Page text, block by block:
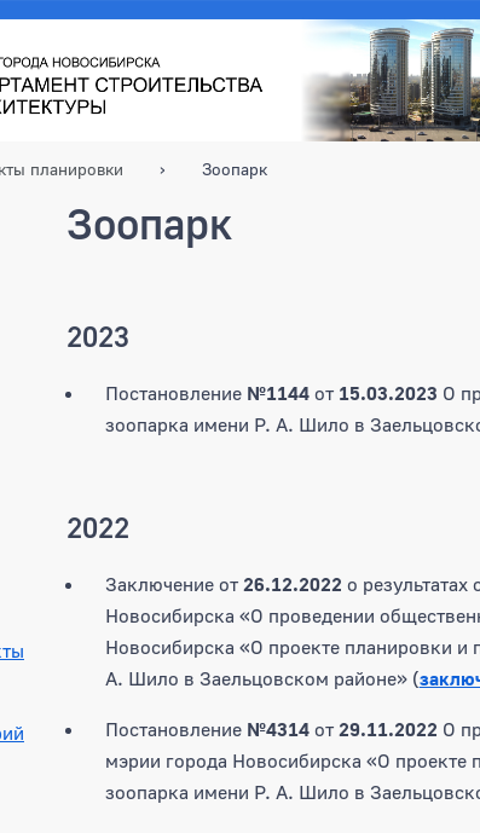
планировки Зоопарк
Зоопарк
2023
Постановление №1144от 15.03.2023 О
зоопарка имени Р. А. Шило в
2022
Заключение от 26.12.2022 о
Новосибирска «О проведении
Новосибирска «О проекте планировки и
А. Шило в Заельцовском районе» (
Постановление №4314от 29.11.2022 О
мэрии города Новосибирска «О проекте
зоопарка имени Р. А. Шило в